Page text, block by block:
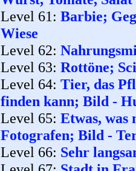
Level 61: Barbie;
Wiese
Level 62:
Level 63: Rottöne;
Level 64: Tier, das
finden kann; Bild -
Level 65: Etwas, was
Fotografen; Bild -
Level 66: Sehr